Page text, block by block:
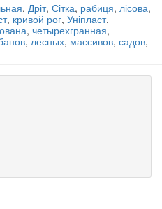
, Дріт, Сітка, рабиця, лісова,
, кривой рог, Уніпласт,
, четырехгранная,
, лесных, массивов, садов,